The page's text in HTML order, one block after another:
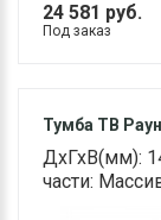
24 581 руб.
Под заказ
Тумба ТВ
ДхГхВ(мм):
части: